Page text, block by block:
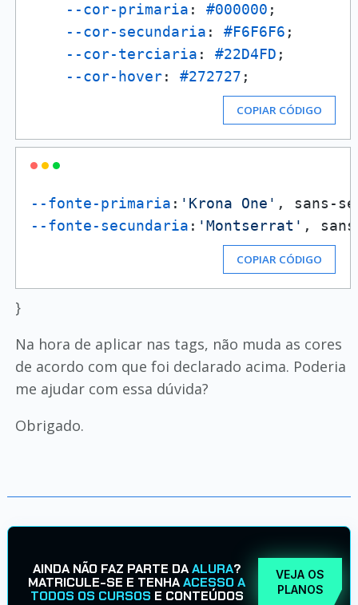
--cor-primaria : #000000 ;
--cor-secundaria : #F6F6F6 ;
--cor-terciaria : #22D4FD ;
--cor-hover: #272727
COPIAR CÓDIGO
--fonte-primaria : 'Krona One'
--fonte-secundaria : 'Montserrat'
COPIAR CÓDIGO
}
Na hora de aplicar nas tags, não muda as cores
de acordo com que foi declarado acima. Poderia
me ajudar com essa dúvida?
Obrigado.
AINDA NÃO FAZ PARTE DAALURA?
MATRICULE-SE E TENHAACESSO A
TODOS OS CURSOS E CONTEÚDOS
VEJA OS
PLANOS